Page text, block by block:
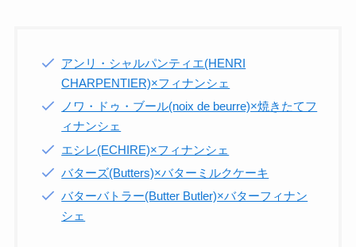
アンリ・シャルパンティエ(HENRI
CHARPENTIER)×フィナンシェ
ノワ・ドゥ・ブール(noix de beurre)×焼きたてフ
ィナンシェ
エシレ(ECHIRE)×フィナンシェ
バターズ(Butters)×バターミルクケーキ
バターバトラー(Butter Butler)×バターフィナン
シェ